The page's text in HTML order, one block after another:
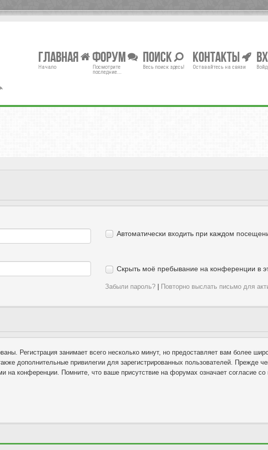
Главная
Начало
Форум
Посмотрите
последние...
Поиск
Весь поиск здесь!
Контакты
Оставайтесь на связи
Автоматически входить при каждом
Скрыть моё пребывание на конференции в
Забыли пароль? | Повторно выслать письмо для
Регистрация занимает всего несколько минут, но предоставляет вам более
дополнительные привилегии для зарегистрированных пользователей. Прежде
на конференции. Помните, что ваше присутствие на форумах означает согласие со